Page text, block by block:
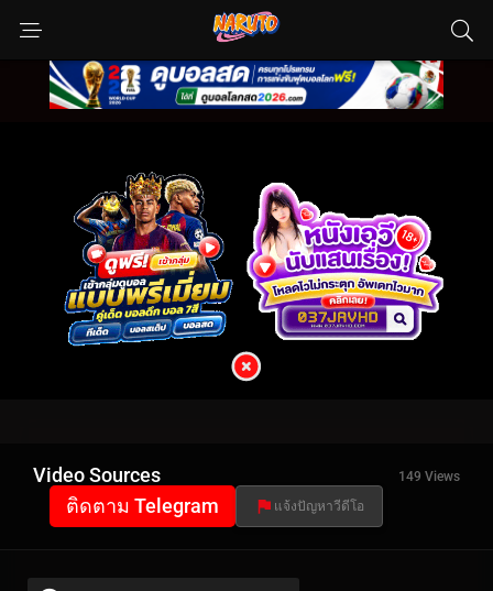
Video Sources 149 Views
ติดตาม Telegram แจ้งปัญหาวีดีโอ